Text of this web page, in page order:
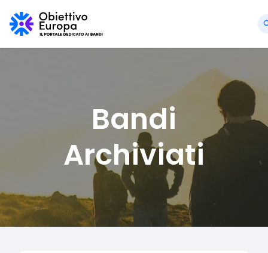
Bandi
Archiviati